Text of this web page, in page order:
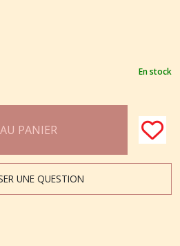
En stock
PANIER
UNE QUESTION